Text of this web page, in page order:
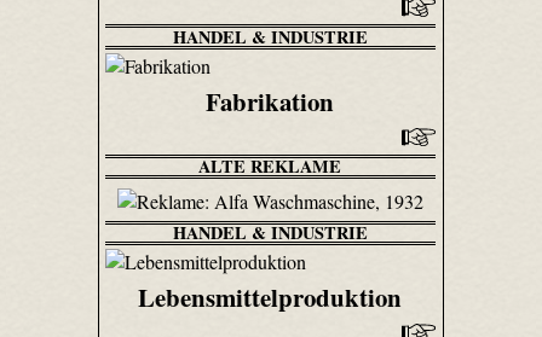
HANDEL & INDUSTRIE
Fabrikation
ALTE REKLAME
HANDEL & INDUSTRIE
Lebensmittelproduktion